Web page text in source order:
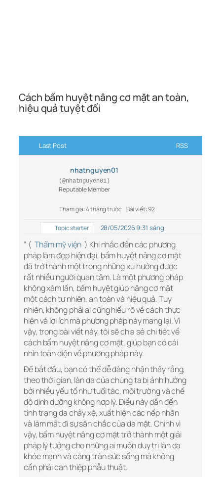
Cách bấm huyệt nâng cơ mặt an toàn,
hiệu quả tuyệt đối
Last Post RSS
nhatnguyen01
(@nhatnguyen01)
Reputable Member
Tham gia: 4 tháng trước Bài viết: 92
Topic starter 28/05/2026 9:31 sáng
” ( Thẩm mỹ viện ) Khi nhắc đến các phương
pháp làm đẹp hiện đại, bấm huyệt nâng cơ mặt
đã trở thành một trong những xu hướng được
rất nhiều người quan tâm. Là một phương pháp
không xâm lấn, bấm huyệt giúp nâng cơ mặt
một cách tự nhiên, an toàn và hiệu quả. Tuy
nhiên, không phải ai cũng hiểu rõ về cách thực
hiện và lợi ích mà phương pháp này mang lại. Vì
vậy, trong bài viết này, tôi sẽ chia sẻ chi tiết về
cách bấm huyệt nâng cơ mặt, giúp bạn có cái
nhìn toàn diện về phương pháp này.
Để bắt đầu, bạn có thể dễ dàng nhận thấy rằng,
theo thời gian, làn da của chúng ta bị ảnh hưởng
bởi nhiều yếu tố như tuổi tác, môi trường và chế
độ dinh dưỡng không hợp lý. Điều này dẫn đến
tình trạng da chảy xệ, xuất hiện các nếp nhăn
và làm mất đi sự săn chắc của da mặt. Chính vì
vậy, bấm huyệt nâng cơ mặt trở thành một giải
pháp lý tưởng cho những ai muốn duy trì làn da
khỏe mạnh và căng tràn sức sống mà không
cần phải can thiệp phẫu thuật.